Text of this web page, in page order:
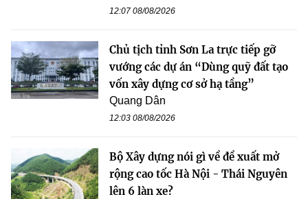
12:07 08/08/2026
Chủ tịch tỉnh Sơn La trực tiếp gỡ
vướng các dự án “Dùng quỹ đất tạo
vốn xây dựng cơ sở hạ tầng”
Quang Dân
12:03 08/08/2026
Bộ Xây dựng nói gì về đề xuất mở
rộng cao tốc Hà Nội - Thái Nguyên
lên 6 làn xe?